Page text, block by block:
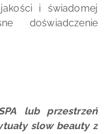
i świadomej
doświadczenie
lub przestrzeń
slow beauty z